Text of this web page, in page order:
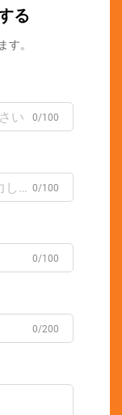
る
す。
0/100
0/100
0/100
0/200